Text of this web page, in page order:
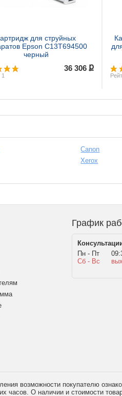
для струйных
Epson C13T694500
черный
1
36 306ք
Canon
Xerox
График
Пн - Пт
Сб - Вс
возможности покупателю
часов. О наличии и стоимости